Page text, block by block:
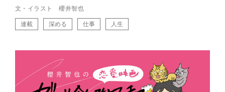
文・イラスト 櫻井智也
連載 深める 仕事 人生